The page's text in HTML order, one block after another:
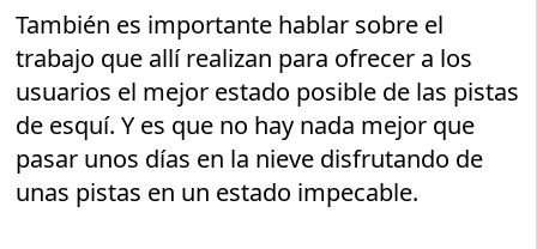
También es importante hablar sobre el
trabajo que allí realizan para ofrecer a los
usuarios el mejor estado posible de las pistas
de esquí. Y es que no hay nada mejor que
pasar unos días en la nieve disfrutando de
unas pistas en un estado impecable.